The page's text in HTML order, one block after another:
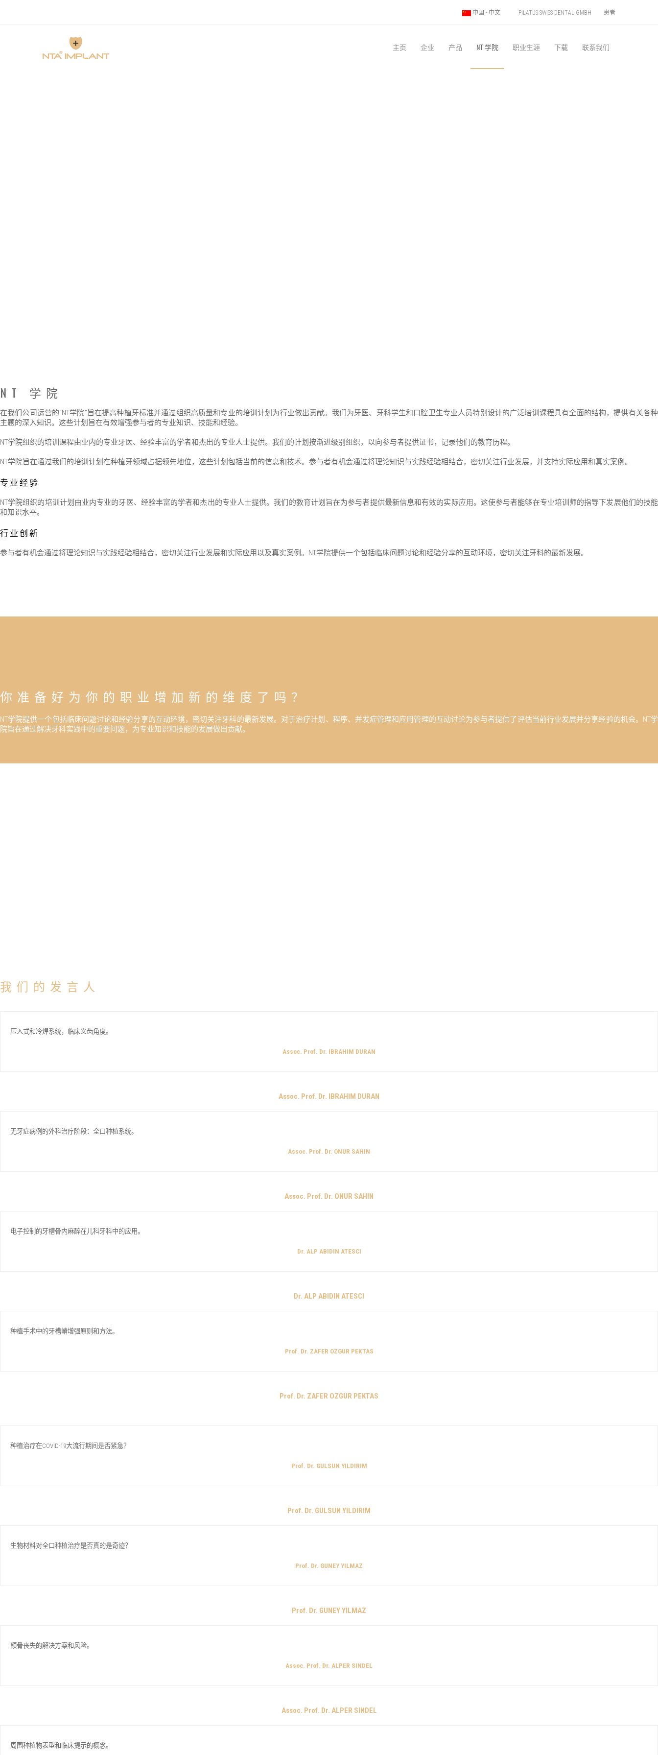
患者
PILATUS SWISS DENTAL GMBH
中国 - 中文
主页 企业 产品 NT 学院 职业生涯 下载 联系我们
NT 学院
在我们公司运营的“NT学院”旨在提高种植牙标准并通过组织高质量和专业的培训计划为行业做出贡献。我们为牙医、牙科学生和口腔卫生专业人员特别设计的广泛培训课程具有全面的结构，提供有关各种
主题的深入知识。这些计划旨在有效增强参与者的专业知识、技能和经验。
NT学院组织的培训课程由业内的专业牙医、经验丰富的学者和杰出的专业人士提供。我们的计划按渐进级别组织，以向参与者提供证书，记录他们的教育历程。
NT学院旨在通过我们的培训计划在种植牙领域占据领先地位，这些计划包括当前的信息和技术。参与者有机会通过将理论知识与实践经验相结合，密切关注行业发展，并支持实际应用和真实案例。
专业经验
NT学院组织的培训计划由业内专业的牙医、经验丰富的学者和杰出的专业人士提供。我们的教育计划旨在为参与者提供最新信息和有效的实际应用。这使参与者能够在专业培训师的指导下发展他们的技能
和知识水平。
行业创新
参与者有机会通过将理论知识与实践经验相结合，密切关注行业发展和实际应用以及真实案例。NT学院提供一个包括临床问题讨论和经验分享的互动环境，密切关注牙科的最新发展。
你准备好为你的职业增加新的维度了吗？
NT学院提供一个包括临床问题讨论和经验分享的互动环境，密切关注牙科的最新发展。对于治疗计划、程序、并发症管理和应用管理的互动讨论为参与者提供了评估当前行业发展并分享经验的机会。NT学
院旨在通过解决牙科实践中的重要问题，为专业知识和技能的发展做出贡献。
我们的发言人
压入式和冷焊系统，临床义齿角度。
Assoc. Prof. Dr. IBRAHIM DURAN
Assoc. Prof. Dr. IBRAHIM DURAN
无牙症病例的外科治疗阶段：全口种植系统。
Assoc. Prof. Dr. ONUR SAHIN
Assoc. Prof. Dr. ONUR SAHIN
电子控制的牙槽骨内麻醉在儿科牙科中的应用。
Dr. ALP ABIDIN ATESCI
Dr. ALP ABIDIN ATESCI
种植手术中的牙槽嵴增强原则和方法。
Prof. Dr. ZAFER OZGUR PEKTAS
Prof. Dr. ZAFER OZGUR PEKTAS
种植治疗在COVID-19大流行期间是否紧急？
Prof. Dr. GULSUN YILDIRIM
Prof. Dr. GULSUN YILDIRIM
生物材料对全口种植治疗是否真的是奇迹？
Prof. Dr. GUNEY YILMAZ
Prof. Dr. GUNEY YILMAZ
颌骨丧失的解决方案和风险。
Assoc. Prof. Dr. ALPER SINDEL
Assoc. Prof. Dr. ALPER SINDEL
周围种植物表型和临床提示的概念。